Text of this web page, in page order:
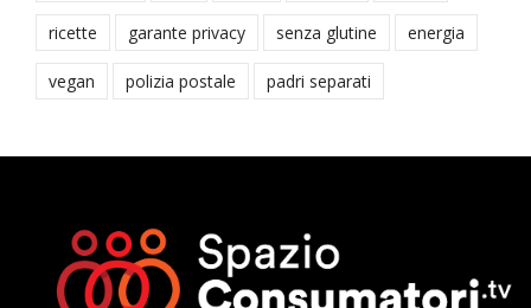
ricette garante privacy senza glutine energia
vegan polizia postale padri separati